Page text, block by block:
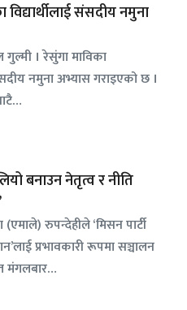
विद्यार्थीलाई संसदीय नमुना
गुल्मी । रेसुंगा माविका
नमुना अभ्यास गराइएको छ ।
बनाउन नेतृत्व र नीति
रुपन्देहीले ‘मिसन पार्टी
प्रभावकारी रूपमा सञ्चालन
मंगलबार…